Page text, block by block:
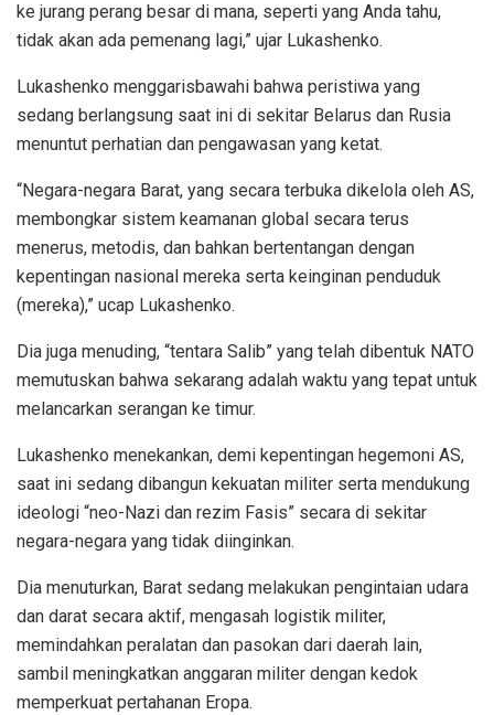
ke jurang perang besar di mana, seperti yang Anda tahu,
tidak akan ada pemenang lagi,” ujar Lukashenko.
Lukashenko menggarisbawahi bahwa peristiwa yang
sedang berlangsung saat ini di sekitar Belarus dan Rusia
menuntut perhatian dan pengawasan yang ketat.
“Negara-negara Barat, yang secara terbuka dikelola oleh AS,
membongkar sistem keamanan global secara terus
menerus, metodis, dan bahkan bertentangan dengan
kepentingan nasional mereka serta keinginan penduduk
(mereka),” ucap Lukashenko.
Dia juga menuding, “tentara Salib” yang telah dibentuk NATO
memutuskan bahwa sekarang adalah waktu yang tepat untuk
melancarkan serangan ke timur.
Lukashenko menekankan, demi kepentingan hegemoni AS,
saat ini sedang dibangun kekuatan militer serta mendukung
ideologi “neo-Nazi dan rezim Fasis” secara di sekitar
negara-negara yang tidak diinginkan.
Dia menuturkan, Barat sedang melakukan pengintaian udara
dan darat secara aktif, mengasah logistik militer,
memindahkan peralatan dan pasokan dari daerah lain,
sambil meningkatkan anggaran militer dengan kedok
memperkuat pertahanan Eropa.